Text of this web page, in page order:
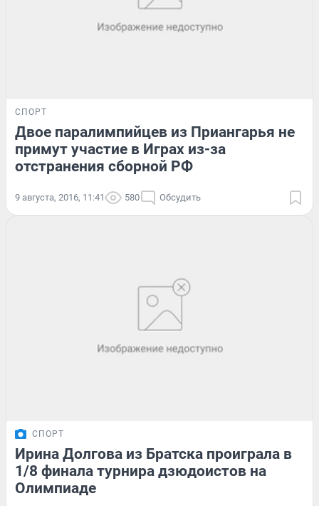
СПОРТ
Двое паралимпийцев из Приангарья не
примут участие в Играх из-за
отстранения сборной РФ
9 августа, 2016, 11:41 580 Обсудить
СПОРТ
Ирина Долгова из Братска проиграла в
1/8 финала турнира дзюдоистов на
Олимпиаде